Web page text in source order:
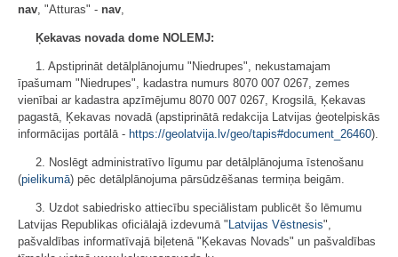
nav, "Atturas" - nav,
Ķekavas novada dome NOLEMJ:
1. Apstiprināt detālplānojumu "Niedrupes", nekustamajam
īpašumam "Niedrupes", kadastra numurs 8070 007 0267, zemes
vienībai ar kadastra apzīmējumu 8070 007 0267, Krogsilā, Ķekavas
pagastā, Ķekavas novadā (apstiprinātā redakcija Latvijas ģeotelpiskās
informācijas portālā - https://geolatvija.lv/geo/tapis#document_26460).
2. Noslēgt administratīvo līgumu par detālplānojuma īstenošanu
(pielikumā) pēc detālplānojuma pārsūdzēšanas termiņa beigām.
3. Uzdot sabiedrisko attiecību speciālistam publicēt šo lēmumu
Latvijas Republikas oficiālajā izdevumā " Latvijas Vēstnesis",
pašvaldības informatīvajā biļetenā "Ķekavas Novads" un pašvaldības